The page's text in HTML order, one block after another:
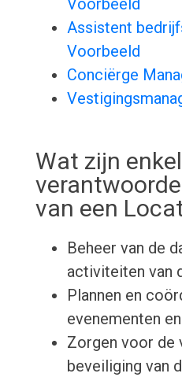
Voorbeeld
Assistent
Voorbeeld
Conciërge
Wat zijn
van een
Beheer van de
activiteiten van
Plannen en
evenementen
Zorgen voor de
beveiliging van